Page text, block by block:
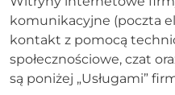
komunikacyjne (poczta
kontakt z pomocą
społecznościowe, czat
są poniżej „Usługami”